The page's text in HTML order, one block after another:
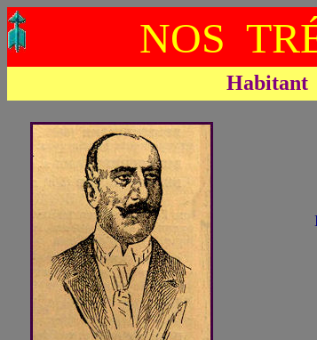
NOS
Habitant -